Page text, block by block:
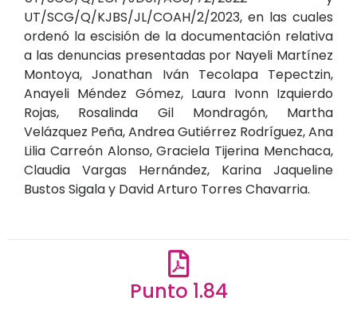
UT/SCG/Q/KJBS/JL/COAH/2/2023, en las cuales
ordenó la escisión de la documentación relativa
a las denuncias presentadas por Nayeli Martínez
Montoya, Jonathan Iván Tecolapa Tepectzin,
Anayeli Méndez Gómez, Laura Ivonn Izquierdo
Rojas, Rosalinda Gil Mondragón, Martha
Velázquez Peña, Andrea Gutiérrez Rodríguez, Ana
Lilia Carreón Alonso, Graciela Tijerina Menchaca,
Claudia Vargas Hernández, Karina Jaqueline
Bustos Sigala y David Arturo Torres Chavarria.
Punto 1.84